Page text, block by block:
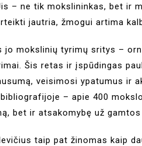
– ne tik mokslininkas, bet ir
jautria, žmogui artima
jo mokslinių tyrimų sritys –
Šis retas ir įspūdingas
veisimosi ypatumus ir
– apie 400
bet ir atsakomybę už
taip pat žinomas kaip